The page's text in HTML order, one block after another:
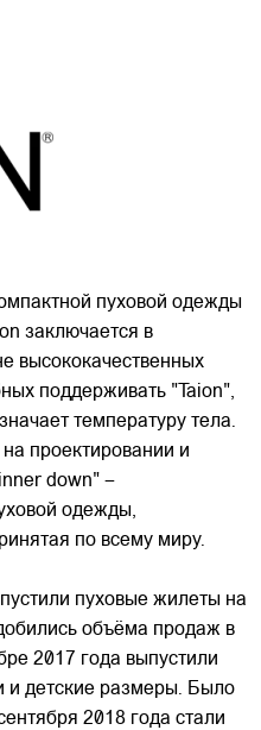
пуховой одежды
заключается в
высококачественных
поддерживать "Taion",
температуру тела.
проектировании и
down" –
одежды,
по всему миру.
пуховые жилеты на
объёма продаж в
2017 года выпустили
и детские размеры. Было
2018 года стали